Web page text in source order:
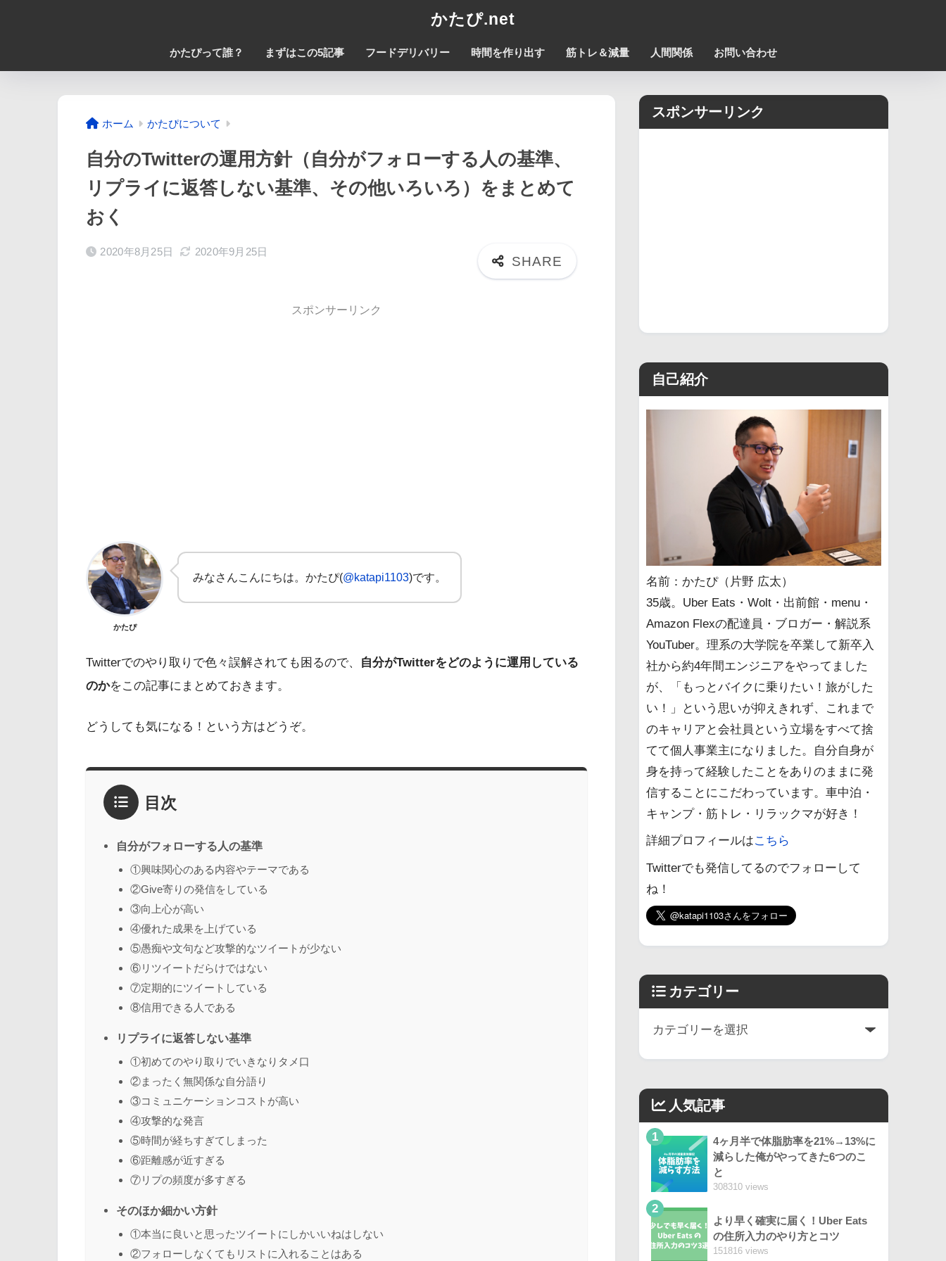
かたぴ.net
かたぴって誰？ まずはこの5記事 フードデリバリー 時間を作り出す 筋トレ＆減量 人間関係 お問い合わせ
ホーム かたぴについて
自分のTwitterの運用方針（自分がフォローする人の基準、
リプライに返答しない基準、その他いろいろ）をまとめて
おく
2020年8月25日 2020年9月25日
スポンサーリンク
かたぴ
みなさんこんにちは。かたぴ(@katapi1103)です。
Twitterでのやり取りで色々誤解されても困るので、
自分がTwitterをどのように運用している
のかをこの記事にまとめておきます。
どうしても気になる！という方はどうぞ。
目次
自分がフォローする人の基準
①興味関心のある内容やテーマである
②Give寄りの発信をしている
③向上心が高い
④優れた成果を上げている
⑤愚痴や文句など攻撃的なツイートが少ない
⑥リツイートだらけではない
⑦定期的にツイートしている
⑧信用できる人である
リプライに返答しない基準
①初めてのやり取りでいきなりタメ口
②まったく無関係な自分語り
③コミュニケーションコストが高い
④攻撃的な発言
⑤時間が経ちすぎてしまった
⑥距離感が近すぎる
⑦リプの頻度が多すぎる
そのほか細かい方針
①本当に良いと思ったツイートにしかいいねはしない
②フォローしなくてもリストに入れることはある
スポンサーリンク
自己紹介
名前：かたぴ（片野 広太）
35歳。Uber Eats・Wolt・出前館・menu・
Amazon Flexの配達員・ブロガー・解説系
YouTuber。理系の大学院を卒業して新卒入
社から約4年間エンジニアをやってました
が、「もっとバイクに乗りたい！旅がした
い！」という思いが抑えきれず、これまで
のキャリアと会社員という立場をすべて捨
てて個人事業主になりました。自分自身が
身を持って経験したことをありのままに発
信することにこだわっています。車中泊・
キャンプ・筋トレ・リラックマが好き！
詳細プロフィールはこちら
Twitterでも発信してるのでフォローして
ね！
カテゴリー
人気記事
1
4ヶ月半で体脂肪率を21%→13%に
減らした俺がやってきた6つのこ
と
308310 views
2
より早く確実に届く！Uber Eats
の住所入力のやり方とコツ
151816 views